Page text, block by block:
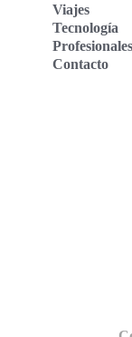
Viajes
Tecnología
Profesionales
Contacto